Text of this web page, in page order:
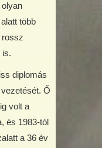
több
rossz
is.
diplomás
Ő
volt a
és 1983-tól
a 36 év